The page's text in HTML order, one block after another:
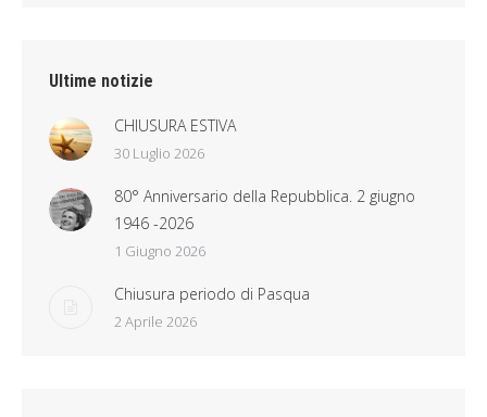
Ultime notizie
CHIUSURA ESTIVA
30 Luglio 2026
80° Anniversario della Repubblica. 2 giugno
1946 -2026
1 Giugno 2026
Chiusura periodo di Pasqua
2 Aprile 2026